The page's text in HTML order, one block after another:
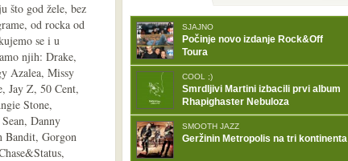
što god žele, bez
od rocka od
se i u
njih: Drake,
Azalea, Missy
Jay Z, 50 Cent,
Stone,
Danny
Bandit, Gorgon
SJAJNO
Počinje novo izdanje Rock&Off
Toura
COOL ;)
Smrdljivi Martini izbacili prvi album
Rhapighaster Nebuloza
SMOOTH JAZZ
Geržinin Metropolis na tri kontinenta